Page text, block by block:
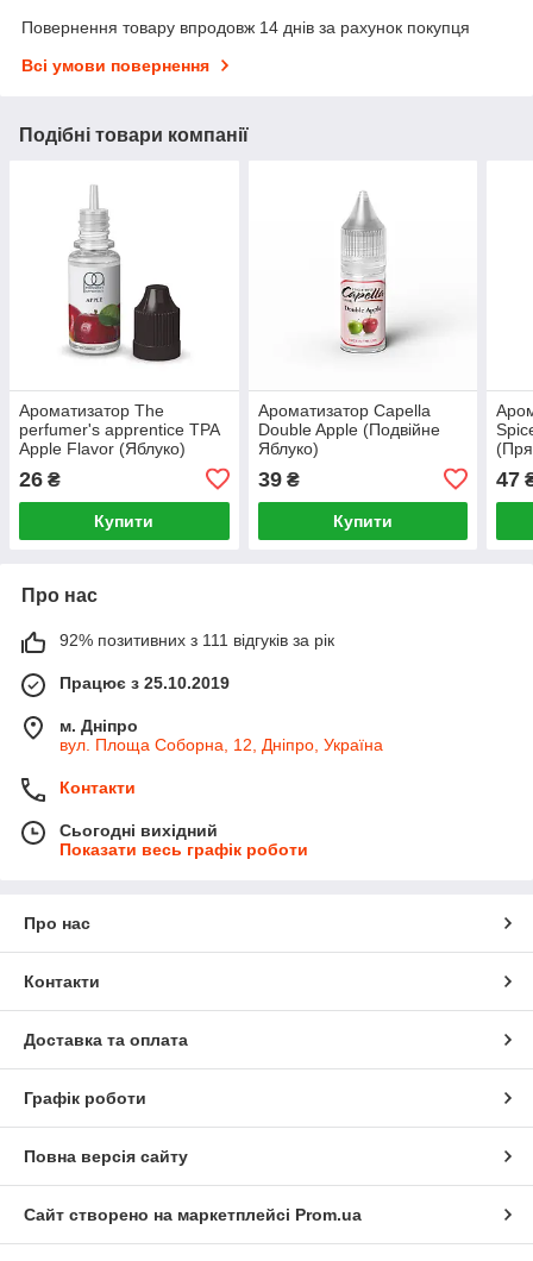
Повернення товару впродовж 14 днів за рахунок покупця
Всі умови повернення
Подібні товари компанії
Ароматизатор The
perfumer's apprentice TPA
Apple Flavor (Яблуко)
26 ₴
Купити
Ароматизатор Capella
Double Apple (Подвійне
Яблуко)
39₴
Купити
47
Про нас
92% позитивних з 111 відгуків за рік
Працює з 25.10.2019
м. Дніпро
вул. Площа Соборна, 12, Дніпро, Україна
Контакти
Сьогодні вихідний
Показати весь графік роботи
Про нас
Контакти
Доставка та оплата
Графік роботи
Повна версія сайту
Сайт створено на маркетплейсі Prom.ua